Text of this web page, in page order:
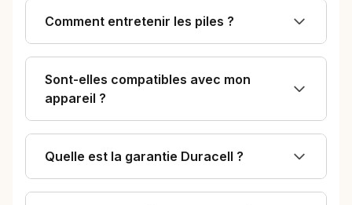
Comment entretenir les piles ?
Sont-elles compatibles avec mon
appareil ?
Quelle est la garantie Duracell ?